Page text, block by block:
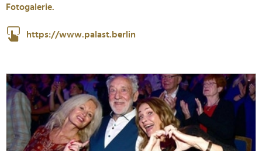
Fotogalerie.
https://www.palast.berlin